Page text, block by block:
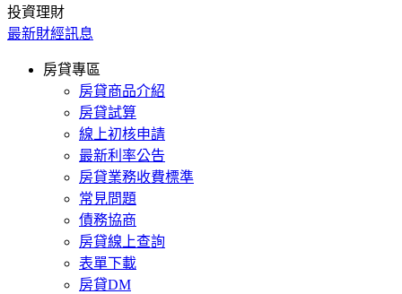
投資理財
最新財經訊息
房貸專區
房貸商品介紹
房貸試算
線上初核申請
最新利率公告
房貸業務收費標準
常見問題
債務協商
房貸線上查詢
表單下載
房貸DM